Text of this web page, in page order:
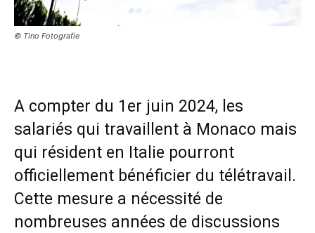
© Tino Fotografie
A compter du 1er juin 2024, les
salariés qui travaillent à Monaco mais
qui résident en Italie pourront
officiellement bénéficier du télétravail.
Cette mesure a nécessité de
nombreuses années de discussions